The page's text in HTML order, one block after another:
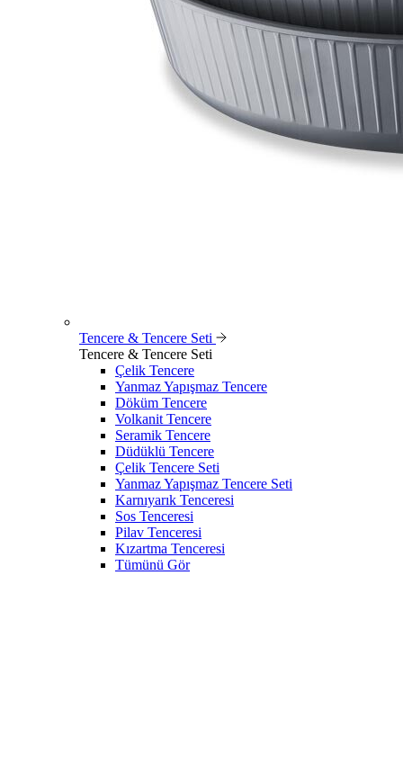
Tencere & Tencere Seti
Tencere & Tencere Seti
Çelik Tencere
Yanmaz Yapışmaz Tencere
Döküm Tencere
Volkanit Tencere
Seramik Tencere
Düdüklü Tencere
Çelik Tencere Seti
Yanmaz Yapışmaz Tencere Seti
Karnıyarık Tenceresi
Sos Tenceresi
Pilav Tenceresi
Kızartma Tenceresi
Tümünü Gör